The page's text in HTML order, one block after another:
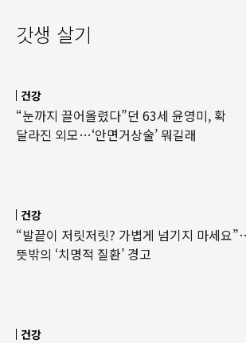
갓생 살기
건강
“눈까지 끌어올렸다”던 63세 윤영미, 확
달라진 외모…‘안면거상술’ 뭐길래
건강
“발끝이 저릿저릿? 가볍게 넘기지 마세요
뜻밖의 ‘치명적 질환’ 경고
건강